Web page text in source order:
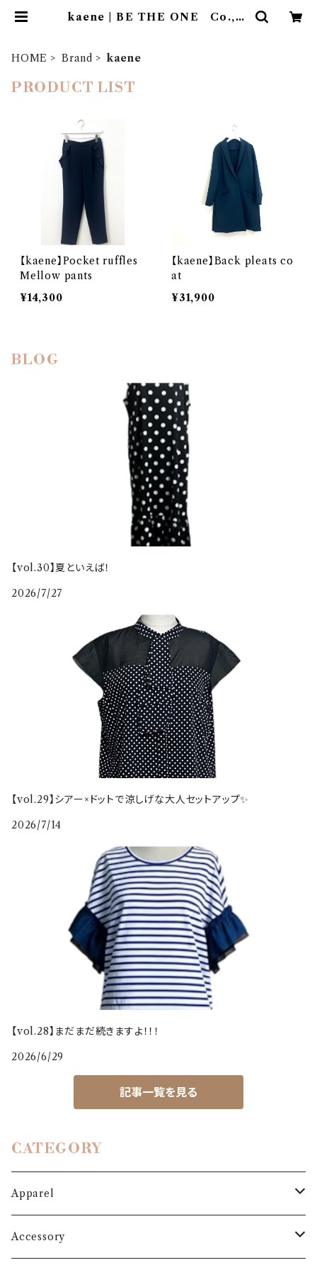
kaene | BE THE ONE Co.,Lt
HOME Brand kaene
PRODUCT LIST
【kaene】Pocket ruffles
Mellow pants
¥14,300
【kaene】Back pleats co
at
¥31,900
BLOG
【vol.30】夏といえば！
2026/7/27
【vol.29】シアー×ドットで涼しげな大人セットアップ✨
2026/7/14
【vol.28】まだまだ続きますよ！！！
2026/6/29
記事一覧を見る
CATEGORY
Apparel
Outer
Accessory